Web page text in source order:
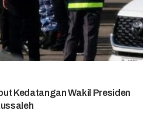
Kedatangan Wakil Presiden